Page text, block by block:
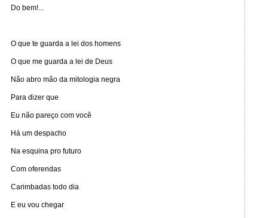
Do bem!...
O que te guarda a lei dos homens
O que me guarda a lei de Deus
Não abro mão da mitologia negra
Para dizer que
Eu não pareço com você
Há um despacho
Na esquina pro futuro
Com oferendas
Carimbadas todo dia
E eu vou chegar